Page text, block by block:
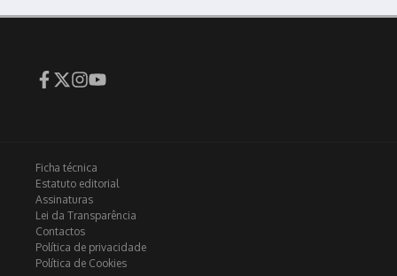
Ficha técnica
Estatuto editorial
Assinaturas
Lei da Transparência
Contactos
Política de privacidade
Política de Cookies